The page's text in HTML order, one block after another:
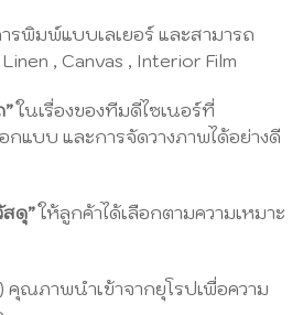
รพิมพ์แบบเลเยอร์ และสามารถ
, Canvas , Interior Film
ในเรื่องของทีมดีไซเนอร์ที่
กแบบ และการจัดวางภาพได้อย่างดี
ดุ”ให้ลูกค้าได้เลือกตามความเหมาะ
คุณภาพนำเข้าจากยุโรปเพื่อความ